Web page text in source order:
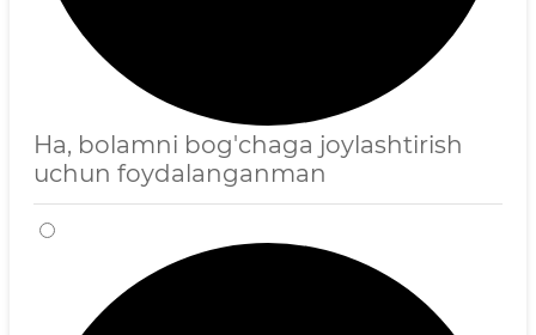
Ha, bolamni bog'chaga joylashtirish
uchun foydalanganman